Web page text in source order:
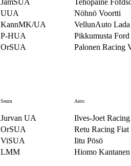
JämSUA Tehopaine
UUA Nöhnö Voortti
KannMK/UA VellunAuto Lada
P-HUA Pikkumusta Ford
OrSUA Palonen Racing
Seura Auto
Jurvan UA Ilves-Joet
OrSUA Retu Racing Fiat
ViSUA Iitu Pösö
LMM Hiomo